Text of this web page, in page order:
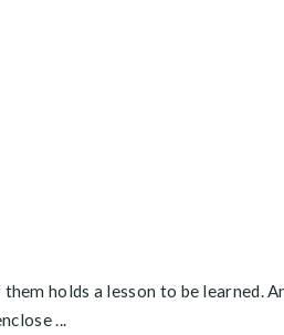
holds a lesson to be
...